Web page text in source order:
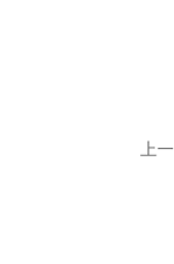
上